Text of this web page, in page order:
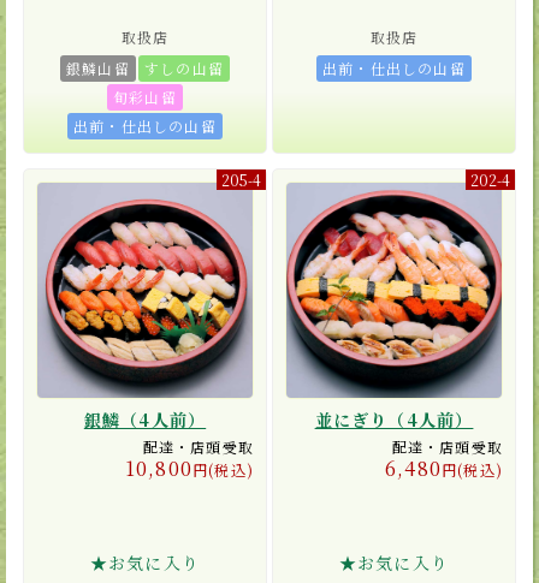
取扱店
銀鱗山留
すしの山留
旬彩山留
出前・仕出しの山留
取扱店
出前・仕出しの山留
205-4
銀鱗（4人前）
配達・店頭受取
10,800円(税込)
★お気に入り
202-4
並にぎり（4人前）
配達・店頭受取
6,480円(税込)
★お気に入り